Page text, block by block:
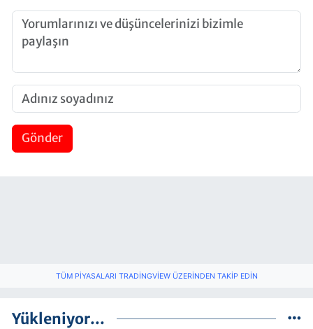
Gönder
TÜM PIYASALARI TRADINGVIEW ÜZERINDEN TAKIP EDIN
Yükleniyor...